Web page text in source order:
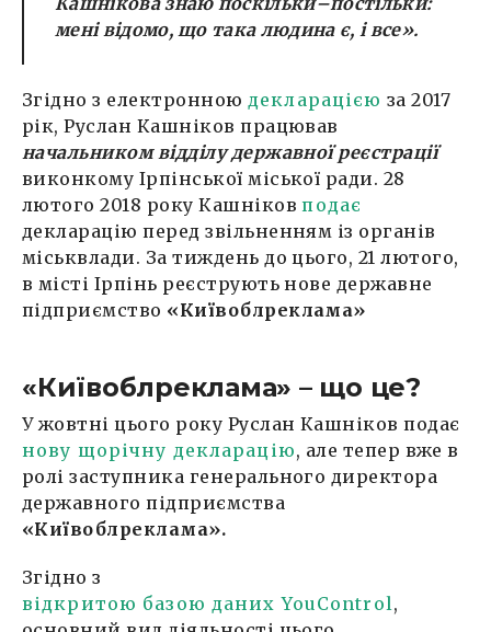
мені відомо, що така людина є, і все».
Згідно з електронноюдекларацією за 2017
рік, Руслан Кашніков працював
начальником відділу державної реєстрації
виконкому Ірпінської міської ради. 28
лютого 2018 року Кашніковподає
декларацію перед звільненням із органів
міськвлади. За тиждень до цього, 21 лютого,
в місті Ірпінь реєструють нове державне
підприємство «Київоблреклама»
«Київоблреклама» – що це?
У жовтні цього року Руслан Кашніков подає
нову щорічну декларацію, але тепер вже в
ролі заступника генерального директора
державного підприємства
«Київоблреклама».
Згідно з
відкритою базою даних YouControl,